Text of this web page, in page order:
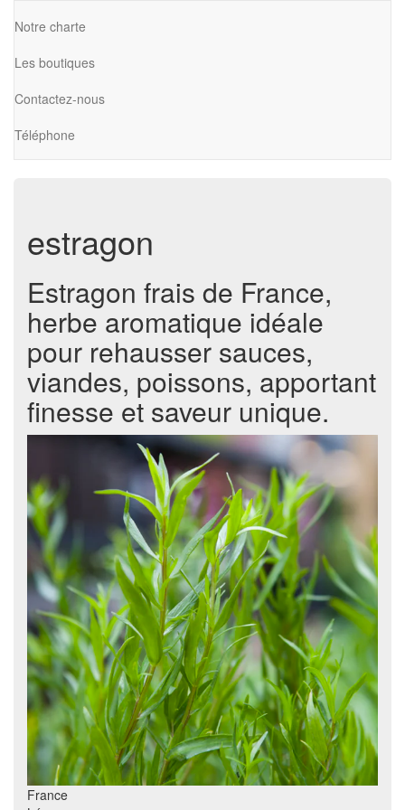
Notre charte
Les boutiques
Contactez-nous
Téléphone
estragon
Estragon frais de France,
herbe aromatique idéale
pour rehausser sauces,
viandes, poissons, apportant
finesse et saveur unique.
France